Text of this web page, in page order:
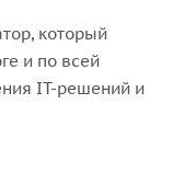
который
и по всей
IT-решений и